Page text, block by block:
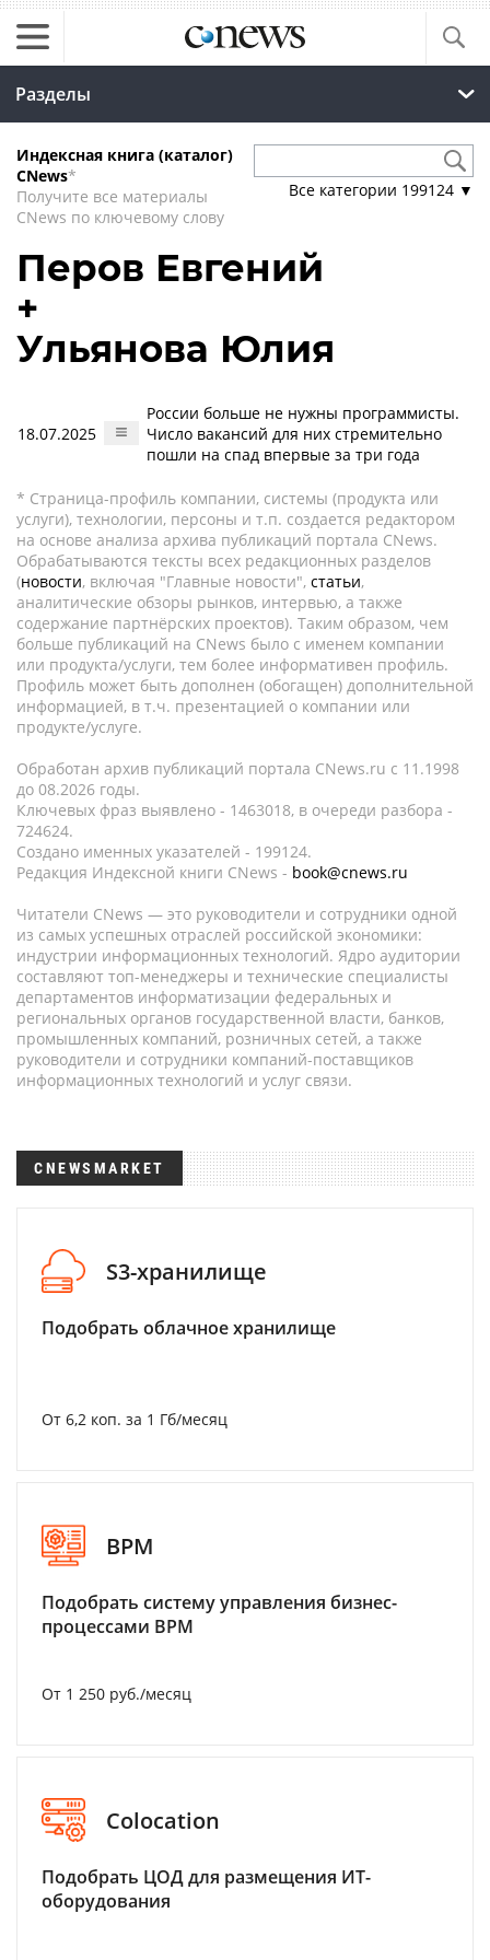
Разделы
Индексная книга (каталог)
CNews*
Получите все материалы
CNews по ключевому слову
Все категории 199124 ▼
Перов Евгений
+
Ульянова Юлия
18.07.2025
России больше не нужны программисты.
Число вакансий для них стремительно
пошли на спад впервые за три года
* Страница-профиль компании, системы (продукта или
услуги), технологии, персоны и т.п. создается редактором
на основе анализа архива публикаций портала CNews.
Обрабатываются тексты всех редакционных разделов
(новости, включая "Главные новости", статьи,
аналитические обзоры рынков, интервью, а также
содержание партнёрских проектов). Таким образом, чем
больше публикаций на CNews было с именем компании
или продукта/услуги, тем более информативен профиль.
Профиль может быть дополнен (обогащен) дополнительной
информацией, в т.ч. презентацией о компании или
продукте/услуге.
Обработан архив публикаций портала CNews.ru c 11.1998
до 08.2026 годы.
Ключевых фраз выявлено - 1463018, в очереди разбора -
724624.
Создано именных указателей - 199124.
Редакция Индексной книги CNews - book@cnews.ru
Читатели CNews — это руководители и сотрудники одной
из самых успешных отраслей российской экономики:
индустрии информационных технологий. Ядро аудитории
составляют топ-менеджеры и технические специалисты
департаментов информатизации федеральных и
региональных органов государственной власти, банков,
промышленных компаний, розничных сетей, а также
руководители и сотрудники компаний-поставщиков
информационных технологий и услуг связи.
CNEWSMARKET
S3-хранилище
Подобрать облачное хранилище
От 6,2 коп. за 1 Гб/месяц
BPM
Подобрать систему управления бизнес-
процессами BPM
От 1 250 руб./месяц
Colocation
Подобрать ЦОД для размещения ИТ-
оборудования